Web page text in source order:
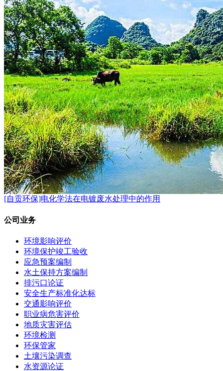
[自贡环保]电化学法在电镀废水处理中的作用
公司业务
环境影响评价
环境保护竣工验收
应急预案编制
水土保持方案编制
排污口论证
安全生产标准化达标
交通影响评价
职业病危害评价
地质灾害评估
环境检测
环保管家
土壤污染调查
水资源论证